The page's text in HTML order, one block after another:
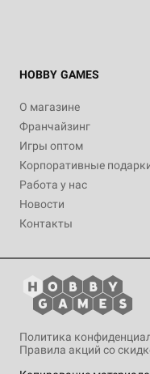
HOBBY GAMES
О магазине
Франчайзинг
Игры оптом
Корпоративные
Работа у нас
Новости
Контакты
Политика
Правила акций со